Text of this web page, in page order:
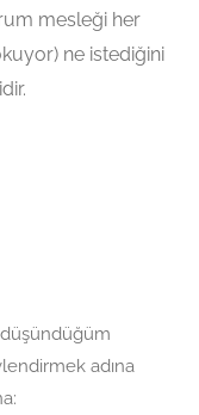
mesleği her
ne istediğini
düşündüğüm
adına